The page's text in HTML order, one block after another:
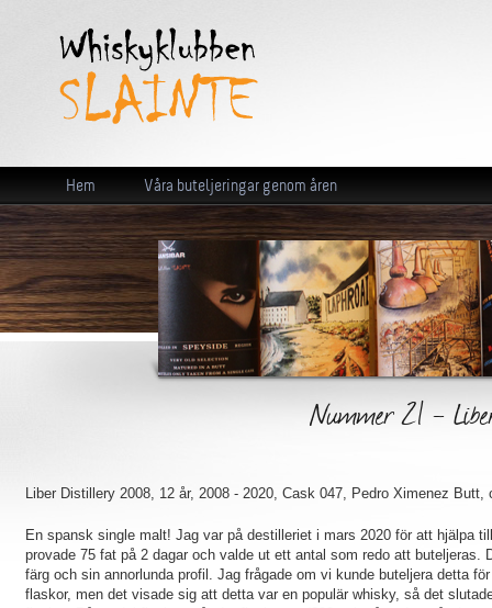
Hem Våra buteljeringar genom åren
Nummer 21 -
Liber Distillery 2008, 12 år, 2008 - 2020, Cask 047, Pedro Ximenez
En spansk single malt! Jag var på destilleriet i mars 2020 för att hjälpa
provade 75 fat på 2 dagar och valde ut ett antal som redo att
färg och sin annorlunda profil. Jag frågade om vi kunde buteljera detta
flaskor, men det visade sig att detta var en populär whisky, så det